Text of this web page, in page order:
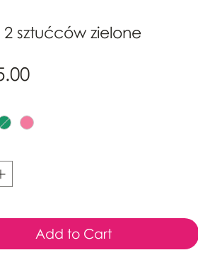
2 sztućców zielone
Price
Add to Cart